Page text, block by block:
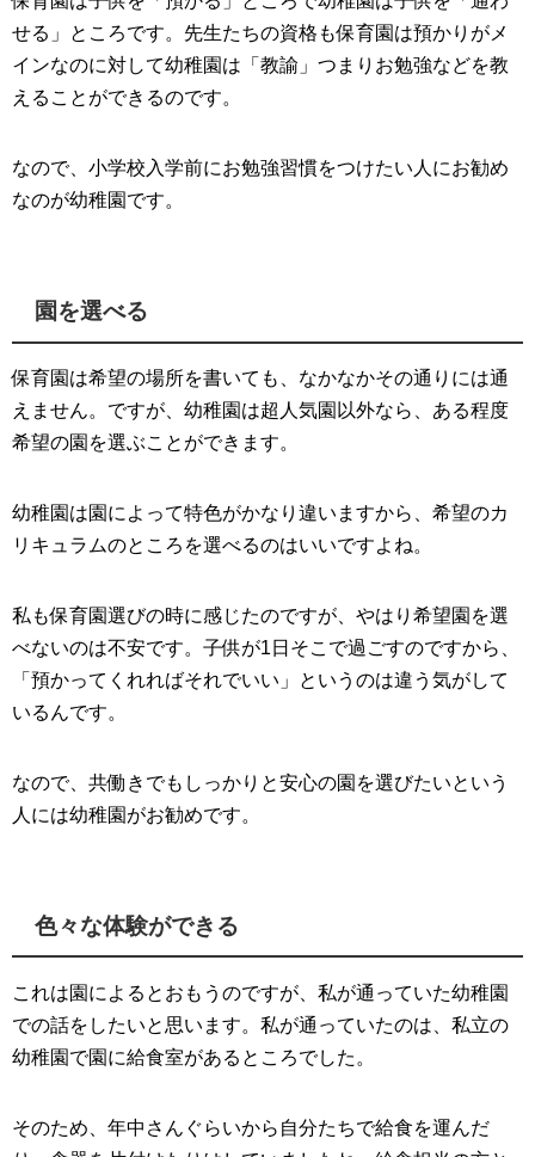
せる」ところです。先生たちの資格も保育園は預かりがメ
インなのに対して幼稚園は「教諭」つまりお勉強などを教
えることができるのです。
なので、小学校入学前にお勉強習慣をつけたい人にお勧め
なのが幼稚園です。
園を選べる
保育園は希望の場所を書いても、なかなかその通りには通
えません。ですが、幼稚園は超人気園以外なら、ある程度
希望の園を選ぶことができます。
幼稚園は園によって特色がかなり違いますから、希望のカ
リキュラムのところを選べるのはいいですよね。
私も保育園選びの時に感じたのですが、やはり希望園を選
べないのは不安です。子供が1日そこで過ごすのですから、
「預かってくれればそれでいい」というのは違う気がして
いるんです。
なので、共働きでもしっかりと安心の園を選びたいという
人には幼稚園がお勧めです。
色々な体験ができる
これは園によるとおもうのですが、私が通っていた幼稚園
での話をしたいと思います。私が通っていたのは、私立の
幼稚園で園に給食室があるところでした。
そのため、年中さんぐらいから自分たちで給食を運んだ